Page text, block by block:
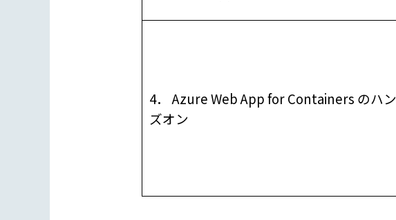
4． Azure Web App for Containers のハン
ズオン